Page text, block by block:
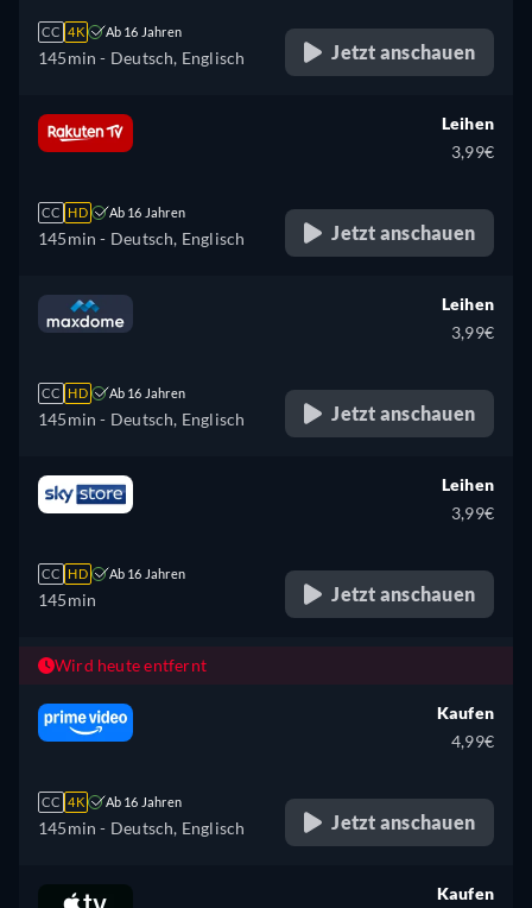
CC 4K Ab 16 Jahren
145min - Deutsch, Englisch Jetzt anschauen
CC HD Ab 16 Jahren
145min - Deutsch, Englisch
Leihen
3,99€
Jetzt anschauen
CC HD Ab 16 Jahren
145min - Deutsch, Englisch
Leihen
3,99€
Jetzt anschauen
CC HD Ab 16 Jahren
145min
Leihen
3,99€
Jetzt anschauen
Wird heute entfernt
CC 4K Ab 16 Jahren
145min - Deutsch, Englisch
Kaufen
4,99€
Jetzt anschauen
Kaufen